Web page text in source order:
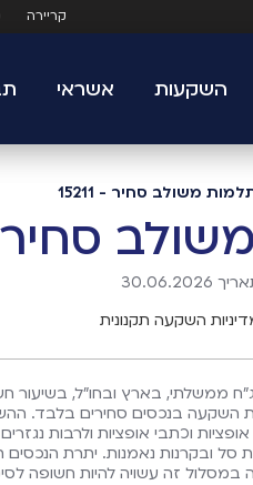
קריירה
השקעות אשראי
משולב סחיר - 15211
סחיר
השקעה תקנונית
השקעה בנכסים סחירים בלבד.
וכתבי אופציות ולרבות
סל ובקרנות נאמנות. יתרת